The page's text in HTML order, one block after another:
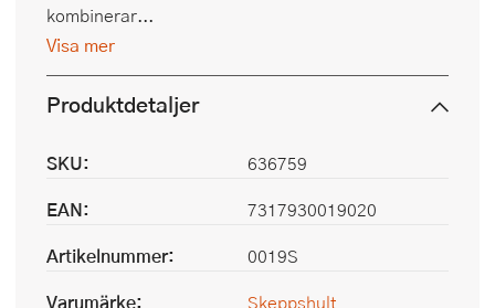
kombinerar...
Visa mer
Produktdetaljer
SKU:
636759
EAN:
7317930019020
Artikelnummer:
0019S
Varumärke:
Skeppshult